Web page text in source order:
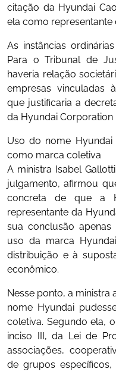
citação da Hyundai
ela como representante
As instâncias
Para o Tribunal de
haveria relação
empresas vinculadas
que justificaria a
da Hyundai Corporation
Uso do nome
como marca coletiva
A ministra Isabel
julgamento, afirmou
concreta de que a
representante da
sua conclusão apenas
uso da marca
distribuição e à
econômico.
Nesse ponto, a ministra
nome Hyundai
coletiva. Segundo ela,
inciso III, da Lei de
associações,
de grupos